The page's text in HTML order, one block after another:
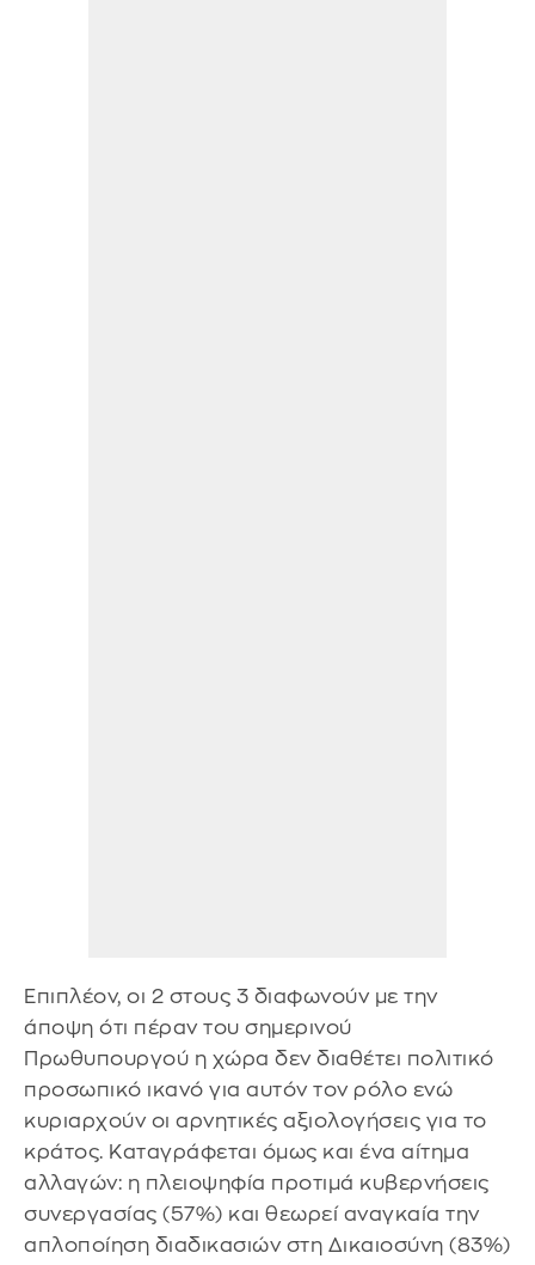
Επιπλέον, οι 2 στους 3 διαφωνούν με την
άποψη ότι πέραν του σημερινού
Πρωθυπουργού η χώρα δεν διαθέτει πολιτικό
προσωπικό ικανό για αυτόν τον ρόλο ενώ
κυριαρχούν οι αρνητικές αξιολογήσεις για το
κράτος. Καταγράφεται όμως και ένα αίτημα
αλλαγών: η πλειοψηφία προτιμά κυβερνήσεις
συνεργασίας (57%) και θεωρεί αναγκαία την
απλοποίηση διαδικασιών στη Δικαιοσύνη (83%)